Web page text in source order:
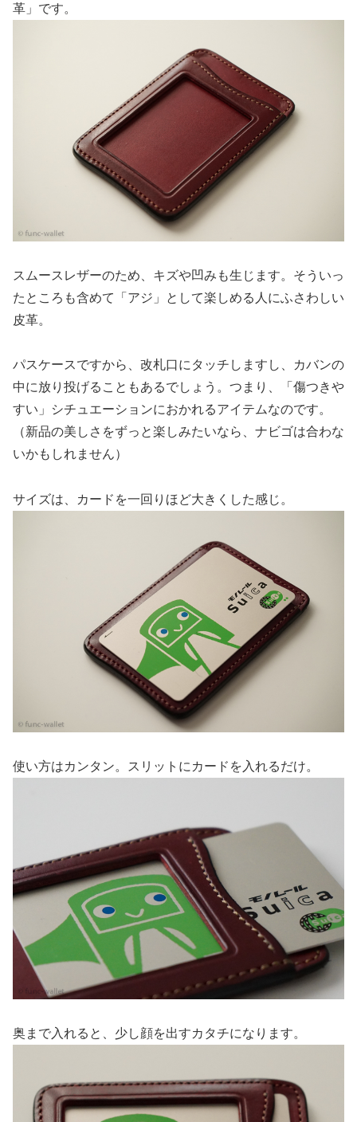
革」です。
スムースレザーのため、キズや凹みも生じます。そういっ
たところも含めて「アジ」として楽しめる人にふさわしい
皮革。
パスケースですから、改札口にタッチしますし、カバンの
中に放り投げることもあるでしょう。つまり、「傷つきや
すい」シチュエーションにおかれるアイテムなのです。
（新品の美しさをずっと楽しみたいなら、ナビゴは合わな
いかもしれません）
サイズは、カードを一回りほど大きくした感じ。
使い方はカンタン。スリットにカードを入れるだけ。
奥まで入れると、少し顔を出すカタチになります。